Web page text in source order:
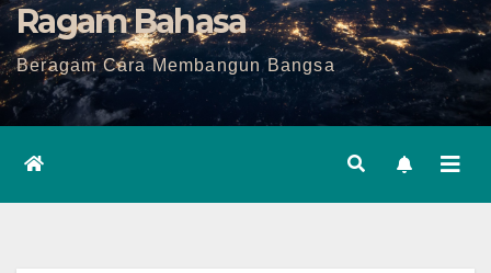
Ragam Bahasa
Beragam Cara Membangun Bangsa